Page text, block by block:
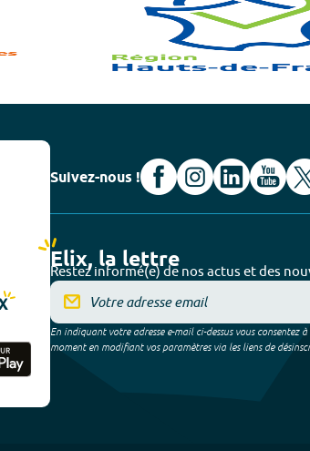
Suivez-nous !
Elix, la lettre
Restez informé(e) de nos actus et des
En indiquant votre adresse e-mail ci-dessus vous
moment en modifiant vos paramètres via les liens de